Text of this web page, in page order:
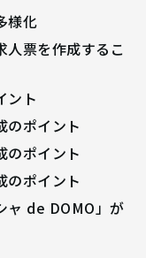
様化
人票を作成するこ
ント
のポイント
のポイント
のポイント
ャ de DOMO」が